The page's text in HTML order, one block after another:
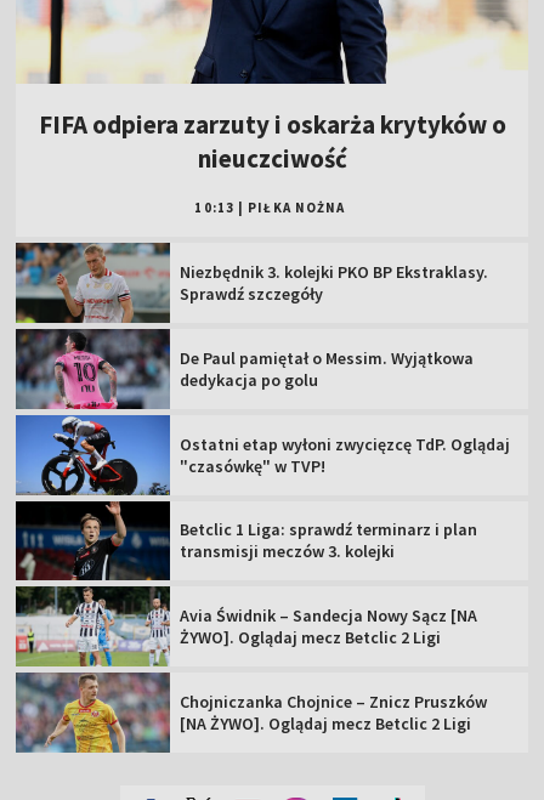
FIFA odpiera zarzuty i oskarża krytyków o
nieuczciwość
10:13 PIŁKA NOŻNA
Niezbędnik 3. kolejki PKO BP Ekstraklasy.
Sprawdź szczegóły
De Paul pamiętał o Messim. Wyjątkowa
dedykacja po golu
Ostatni etap wyłoni zwycięzcę TdP. Oglądaj
"czasówkę" w TVP!
Betclic 1 Liga: sprawdź terminarz i plan
transmisji meczów 3. kolejki
Avia Świdnik – Sandecja Nowy Sącz [NA
ŻYWO]. Oglądaj mecz Betclic 2 Ligi
Chojniczanka Chojnice – Znicz Pruszków
[NA ŻYWO]. Oglądaj mecz Betclic 2 Ligi